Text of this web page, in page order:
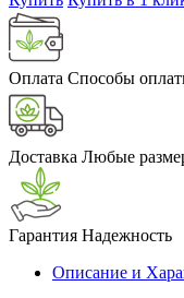
Оплата Способы
Доставка Любые
Гарантия Надежность
Описание и